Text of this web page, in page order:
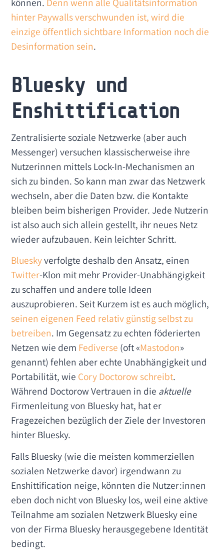
hinter Paywalls verschwunden ist, wird die
einzige öffentlich sichtbare Information noch die
Desinformation sein.
Bluesky und
Enshittification
Zentralisierte soziale Netzwerke (aber auch
Messenger) versuchen klassischerweise ihre
Nutzerinnen mittels Lock-In-Mechanismen an
sich zu binden. So kann man zwar das Netzwerk
wechseln, aber die Daten bzw. die Kontakte
bleiben beim bisherigen Provider. Jede Nutzerin
ist also auch sich allein gestellt, ihr neues Netz
wieder aufzubauen. Kein leichter Schritt.
Blueskyverfolgte deshalb den Ansatz, einen
Twitter-Klon mit mehr Provider-Unabhängigkeit
zu schaffen und andere tolle Ideen
auszuprobieren. Seit Kurzem ist es auch möglich,
seinen eigenen Feed relativ günstig selbst zu
betreiben. Im Gegensatz zu echten föderierten
Netzen wie dem Fediverse (oft «Mastodon»
genannt) fehlen aber echte Unabhängigkeit und
Portabilität, wie Cory Doctorow schreibt.
Während Doctorow Vertrauen in die aktuelle
Firmenleitung von Bluesky hat, hat er
Fragezeichen bezüglich der Ziele der Investoren
hinter Bluesky.
Falls Bluesky (wie die meisten kommerziellen
sozialen Netzwerke davor) irgendwann zu
Enshittification neige, könnten die Nutzer:innen
eben doch nicht von Bluesky los, weil eine aktive
Teilnahme am sozialen Netzwerk Bluesky eine
von der Firma Bluesky herausgegebene Identität
bedingt.